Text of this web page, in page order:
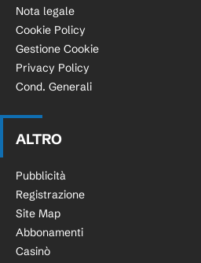
Nota legale
Cookie Policy
Gestione Cookie
Privacy Policy
Cond. Generali
ALTRO
Pubblicità
Registrazione
Site Map
Abbonamenti
Casinò